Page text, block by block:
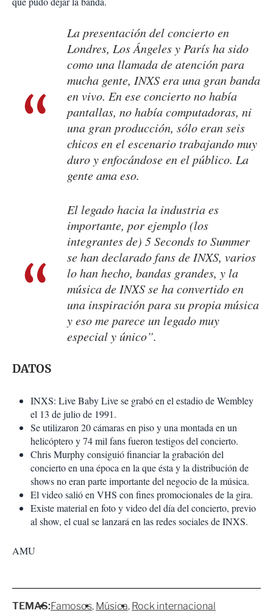
La presentación del concierto en
Londres, Los Ángeles y París ha sido
como una llamada de atención para
mucha gente, INXS era una gran banda
en vivo. En ese concierto no había
pantallas, no había computadoras, ni
una gran producción, sólo eran seis
chicos en el escenario trabajando muy
duro y enfocándose en el público. La
gente ama eso.
El legado hacia la industria es
importante, por ejemplo (los
integrantes de) 5 Seconds to Summer
se han declarado fans de INXS, varios
lo han hecho, bandas grandes, y la
música de INXS se ha convertido en
una inspiración para su propia música
y eso me parece un legado muy
especial y único”.
DATOS
INXS: Live Baby Live se grabó en el estadio de Wembley
el 13 de julio de 1991.
Se utilizaron 20 cámaras en piso y una montada en un
helicóptero y 74 mil fans fueron testigos del concierto.
Chris Murphy consiguió financiar la grabación del
concierto en una época en la que ésta y la distribución de
shows no eran parte importante del negocio de la música.
El video salió en VHS con fines promocionales de la gira.
Existe material en foto y video del día del concierto, previo
al show, el cual se lanzará en las redes sociales de INXS.
AMU
TEMAS:Famosos Música Rock internacional